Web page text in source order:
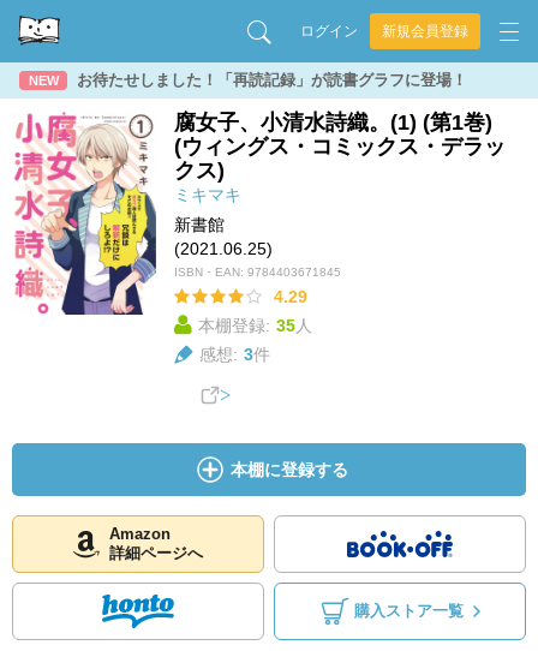
ログイン 新規会員登録
NEW お待たせしました！「再読記録」が読書グラフに登場！
腐女子、小清水詩織。(1) (第1巻)
(ウィングス・コミックス・デラッ
クス)
ミキマキ
新書館
(2021.06.25)
ISBN・EAN: 9784403671845
4.29
本棚登録: 35人
感想: 3件
本棚に登録する
Amazon
詳細ページへ
購入ストア一覧